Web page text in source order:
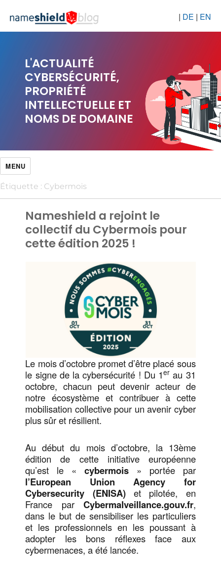
| DE | EN
L'ACTUALITÉ
CYBERSÉCURITÉ,
PROPRIÉTÉ
INTELLECTUELLE ET
NOMS DE DOMAINE
MENU
Étiquette : Cybermois
Nameshield a rejoint le
collectif du Cybermois pour
cette édition 2025 !
Le mois d’octobre promet d’être placé sous
le signe de la cybersécurité ! Du 1er au 31
octobre, chacun peut devenir acteur de
notre écosystème et contribuer à cette
mobilisation collective pour un avenir cyber
plus sûr et résilient.
Au début du mois d’octobre, la 13ème
édition de cette initiative européenne
qu’est le « cybermois » portée par
l’European Union Agency for
Cybersecurity (ENISA)et pilotée, en
France par Cybermalveillance.gouv.fr,
dans le but de sensibiliser les particuliers
et les professionnels en les poussant à
adopter les bons réflexes face aux
cybermenaces, a été lancée.